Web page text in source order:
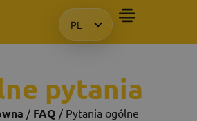
PL
HU
pytania
/ FAQ / Pytania ogólne